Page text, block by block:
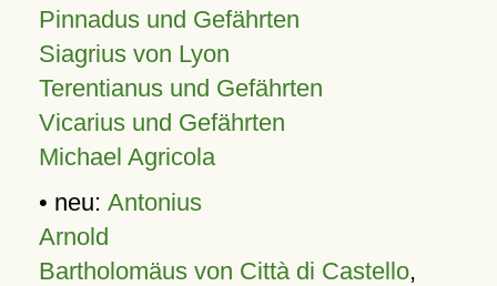
Pinnadus und Gefährten
Siagrius von Lyon
Terentianus und Gefährten
Vicarius und Gefährten
Michael Agricola
• neu: Antonius
Arnold
Bartholomäus von Città di Castello,